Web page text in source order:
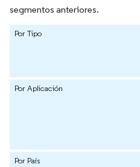
segmentos anteriores.
Por Tipo
Por Aplicación
Por País